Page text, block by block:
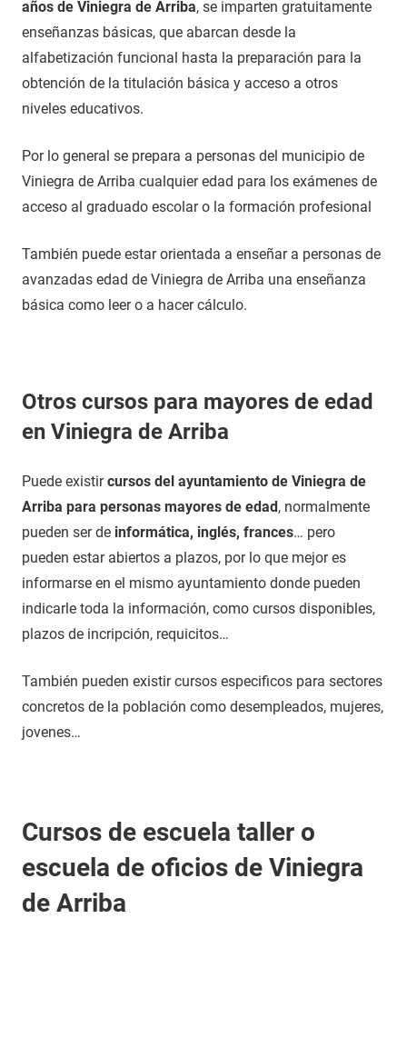
años de Viniegra de Arriba, se imparten gratuitamente
enseñanzas básicas, que abarcan desde la
alfabetización funcional hasta la preparación para la
obtención de la titulación básica y acceso a otros
niveles educativos.
Por lo general se prepara a personas del municipio de
Viniegra de Arriba cualquier edad para los exámenes de
acceso al graduado escolar o la formación profesional
También puede estar orientada a enseñar a personas de
avanzadas edad de Viniegra de Arriba una enseñanza
básica como leer o a hacer cálculo.
Otros cursos para mayores de edad
en Viniegra de Arriba
Puede existircursos del ayuntamiento de Viniegra de
Arriba para personas mayores de edad, normalmente
pueden ser de informática, inglés, frances… pero
pueden estar abiertos a plazos, por lo que mejor es
informarse en el mismo ayuntamiento donde pueden
indicarle toda la información, como cursos disponibles,
plazos de incripción, requicitos…
También pueden existir cursos especificos para sectores
concretos de la población como desempleados, mujeres,
jovenes…
Cursos de escuela taller o
escuela de oficios de Viniegra
de Arriba